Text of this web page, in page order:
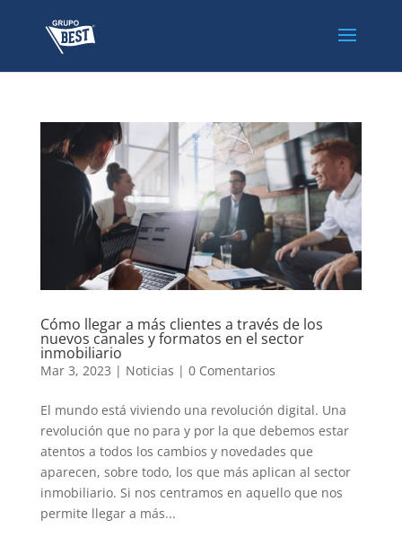
Cómo llegar a más clientes a través de los
nuevos canales y formatos en el sector
inmobiliario
Mar 3, 2023 | Noticias | 0 Comentarios
El mundo está viviendo una revolución digital. Una
revolución que no para y por la que debemos estar
atentos a todos los cambios y novedades que
aparecen, sobre todo, los que más aplican al sector
inmobiliario. Si nos centramos en aquello que nos
permite llegar a más...